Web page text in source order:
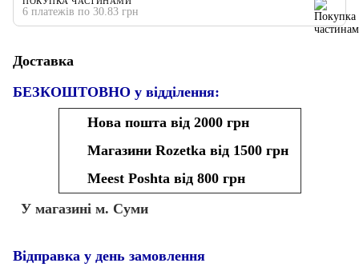
6 платежів по 30.83 грн
Доставка
БЕЗКОШТОВНО у відділення:
Нова пошта від 2000 грн
Магазини Rozetka від 1500 грн
Meest Poshta від 800 грн
У магазині м. Суми
Відправка у день замовлення